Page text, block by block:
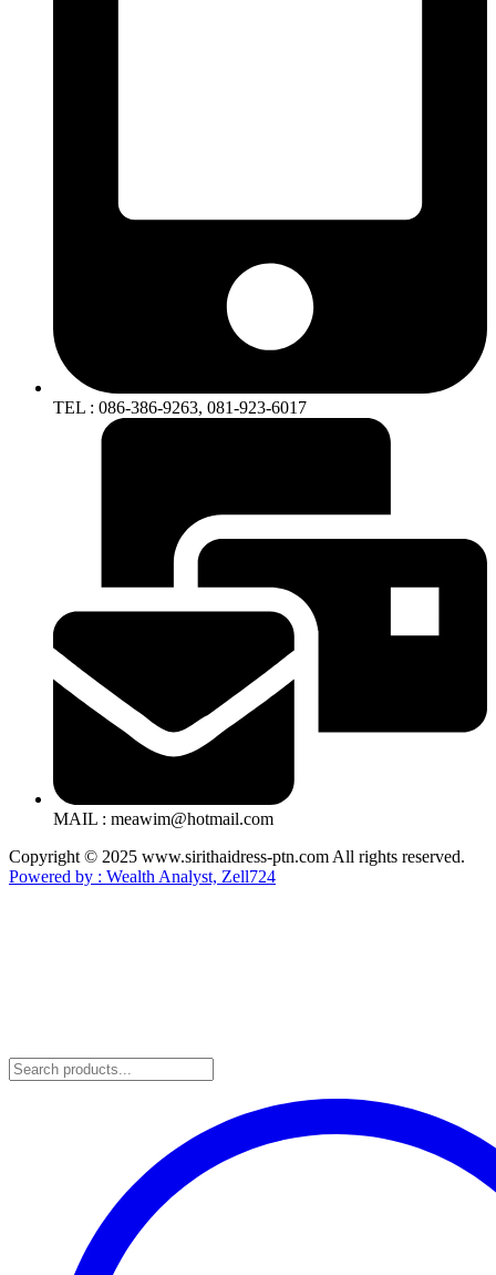
TEL : 086-386-9263, 081-923-6017
MAIL : meawim@hotmail.com
Copyright © 2025 www.sirithaidress-ptn.com All rights reserved.
Powered by : Wealth Analyst, Zell724